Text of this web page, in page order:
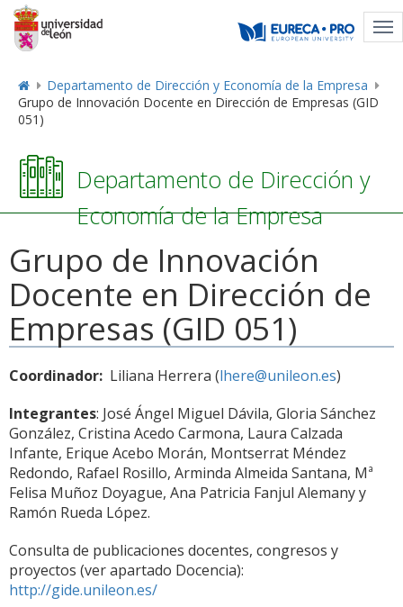
Departamento de Dirección y Economía de la Empresa
Grupo de Innovación Docente en Dirección de Empresas (GID
051)
Departamento de Dirección y
Economía de la Empresa
Grupo de Innovación
Docente en Dirección de
Empresas (GID 051)
Coordinador: Liliana Herrera (lhere@unileon.es)
Integrantes: José Ángel Miguel Dávila, Gloria Sánchez
González, Cristina Acedo Carmona, Laura Calzada
Infante, Erique Acebo Morán, Montserrat Méndez
Redondo, Rafael Rosillo, Arminda Almeida Santana, Mª
Felisa Muñoz Doyague, Ana Patricia Fanjul Alemany y
Ramón Rueda López.
Consulta de publicaciones docentes, congresos y
proyectos (ver apartado Docencia):
http://gide.unileon.es/